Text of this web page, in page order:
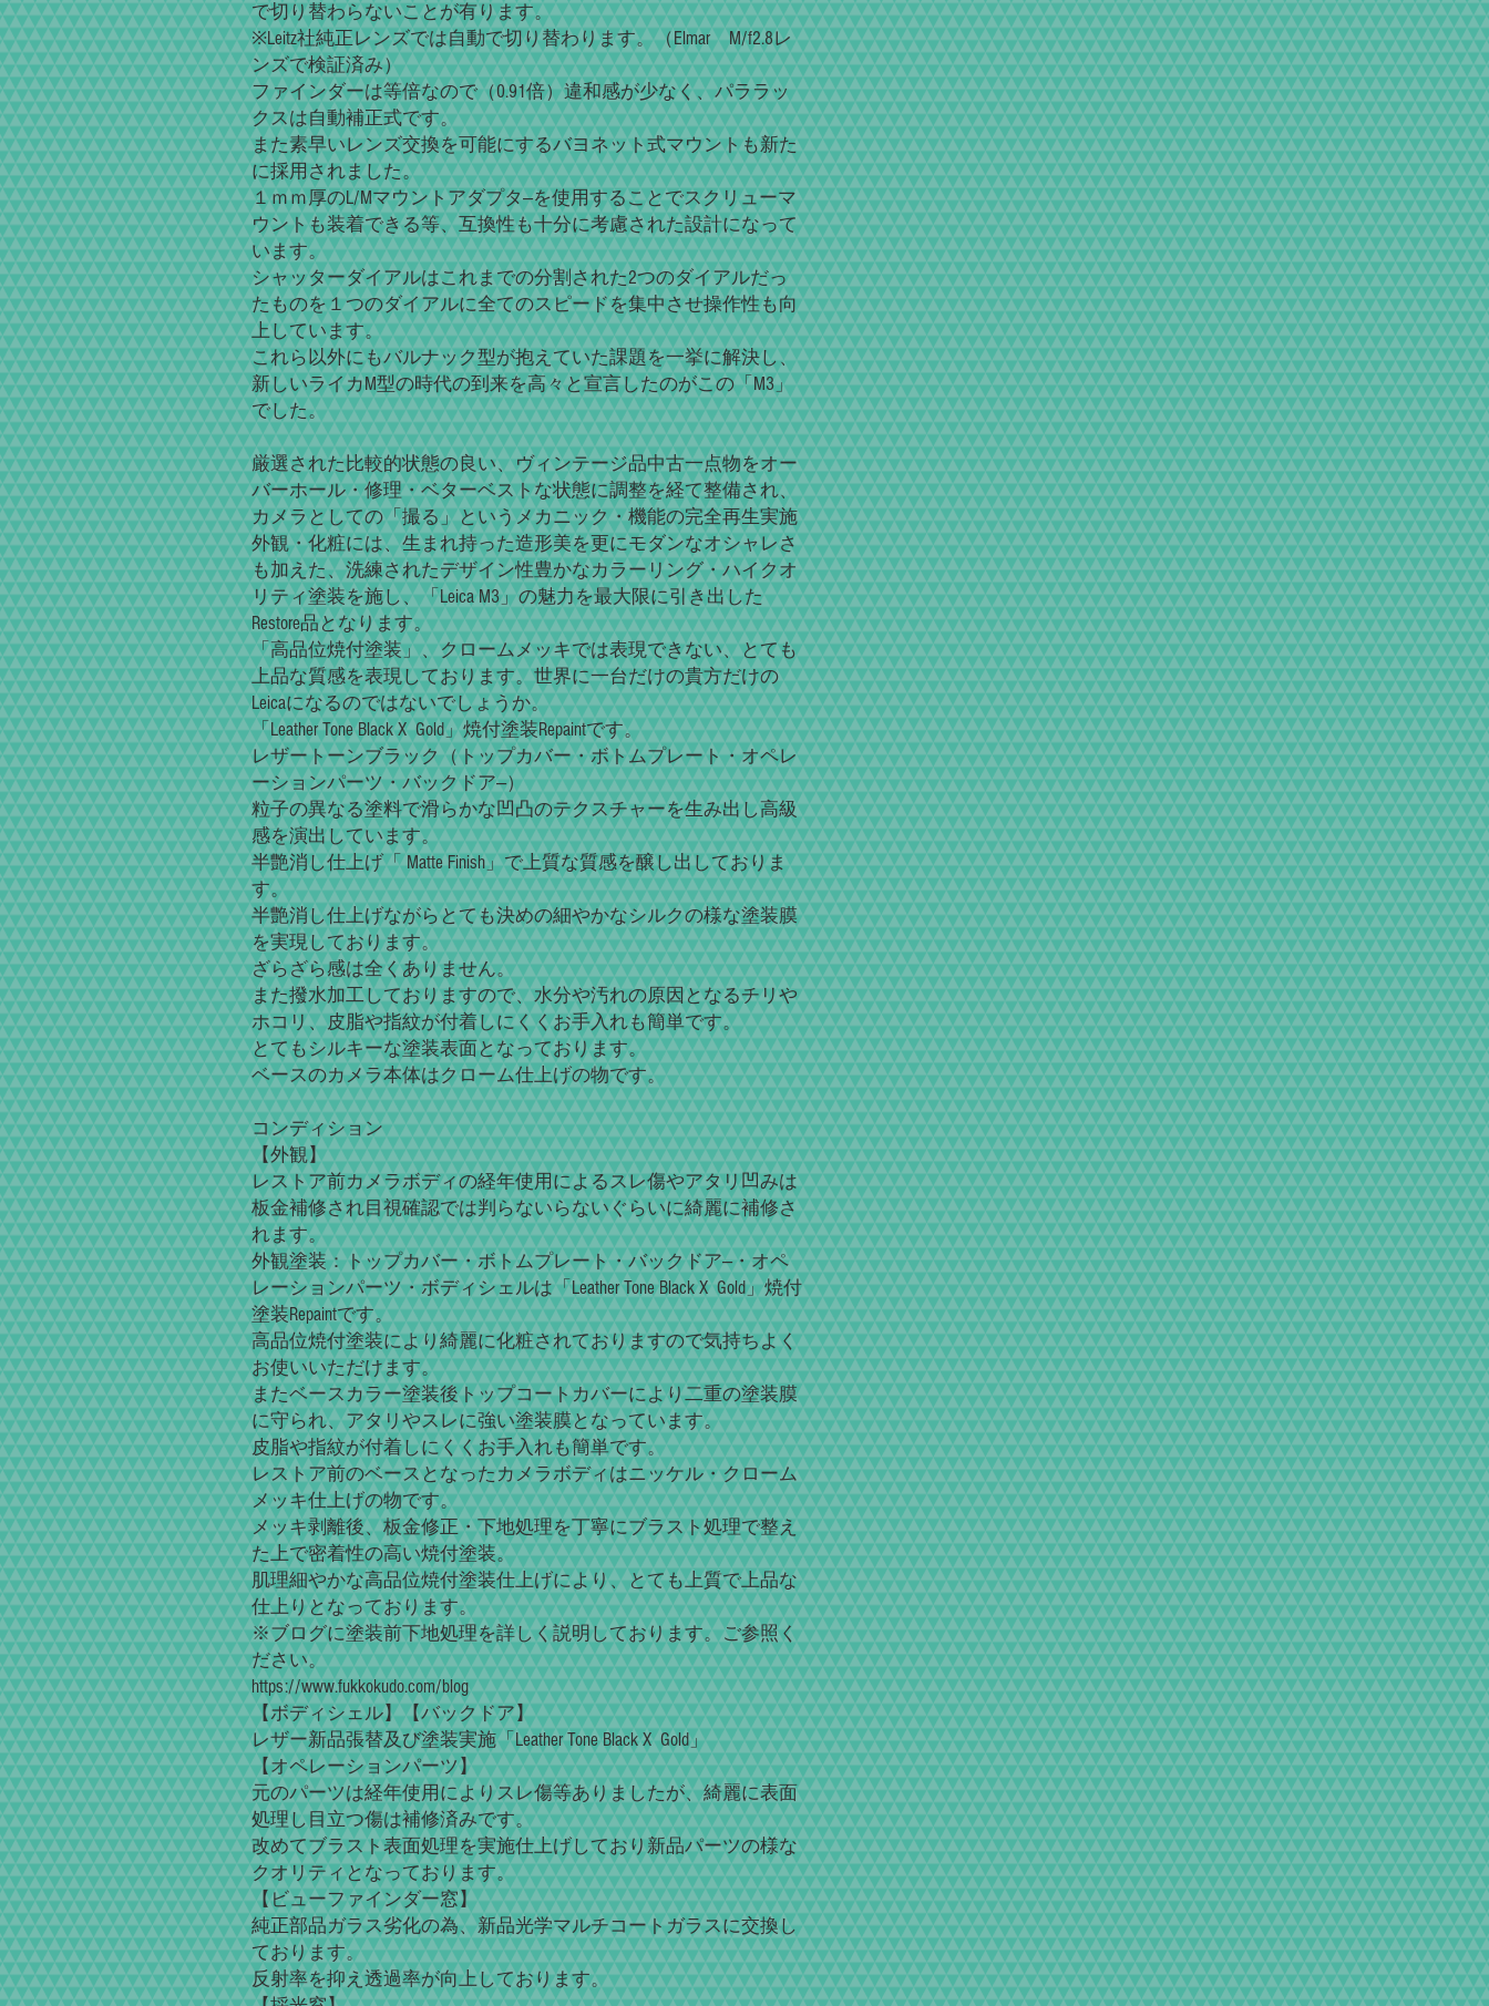
で切り替わらないことが有ります。
※Leitz社純正レンズでは自動で切り替わります。（Elmar M/f2.8レ
ンズで検証済み）
ファインダーは等倍なので（0.91倍）違和感が少なく、パララッ
クスは自動補正式です。
また素早いレンズ交換を可能にするバヨネット式マウントも新た
に採用されました。
１ｍｍ厚のL/Mマウントアダプタ―を使用することでスクリューマ
ウントも装着できる等、互換性も十分に考慮された設計になって
います。
シャッターダイアルはこれまでの分割された2つのダイアルだっ
たものを１つのダイアルに全てのスピードを集中させ操作性も向
上しています。
これら以外にもバルナック型が抱えていた課題を一挙に解決し、
新しいライカM型の時代の到来を高々と宣言したのがこの「M3」
でした。
厳選された比較的状態の良い、ヴィンテージ品中古一点物をオー
バーホール・修理・ベターベストな状態に調整を経て整備され、
カメラとしての「撮る」というメカニック・機能の完全再生実施
外観・化粧には、生まれ持った造形美を更にモダンなオシャレさ
も加えた、洗練されたデザイン性豊かなカラーリング・ハイクオ
リティ塗装を施し、「Leica M3」の魅力を最大限に引き出した
Restore品となります。
「高品位焼付塗装」、クロームメッキでは表現できない、とても
上品な質感を表現しております。世界に一台だけの貴方だけの
Leicaになるのではないでしょうか。
「Leather Tone Black X Gold」焼付塗装Repaintです。
レザートーンブラック（トップカバー・ボトムプレート・オペレ
ーションパーツ・バックドア―）
粒子の異なる塗料で滑らかな凹凸のテクスチャーを生み出し高級
感を演出しています。
半艶消し仕上げ「 Matte Finish」で上質な質感を醸し出しておりま
す。
半艶消し仕上げながらとても決めの細やかなシルクの様な塗装膜
を実現しております。
ざらざら感は全くありません。
また撥水加工しておりますので、水分や汚れの原因となるチリや
ホコリ、皮脂や指紋が付着しにくくお手入れも簡単です。
とてもシルキーな塗装表面となっております。
ベースのカメラ本体はクローム仕上げの物です。
コンディション
【外観】
レストア前カメラボディの経年使用によるスレ傷やアタリ凹みは
板金補修され目視確認では判らないらないぐらいに綺麗に補修さ
れます。
外観塗装：トップカバー・ボトムプレート・バックドア―・オペ
レーションパーツ・ボディシェルは「Leather Tone Black X Gold」焼付
塗装Repaintです。
高品位焼付塗装により綺麗に化粧されておりますので気持ちよく
お使いいただけます。
またベースカラー塗装後トップコートカバーにより二重の塗装膜
に守られ、アタリやスレに強い塗装膜となっています。
皮脂や指紋が付着しにくくお手入れも簡単です。
レストア前のベースとなったカメラボディはニッケル・クローム
メッキ仕上げの物です。
メッキ剥離後、板金修正・下地処理を丁寧にブラスト処理で整え
た上で密着性の高い焼付塗装。
肌理細やかな高品位焼付塗装仕上げにより、とても上質で上品な
仕上りとなっております。
※ブログに塗装前下地処理を詳しく説明しております。ご参照く
ださい。
https://www.fukkokudo.com/blog
【ボディシェル】【バックドア】
レザー新品張替及び塗装実施「Leather Tone Black X Gold」
【オペレーションパーツ】
元のパーツは経年使用によりスレ傷等ありましたが、綺麗に表面
処理し目立つ傷は補修済みです。
改めてブラスト表面処理を実施仕上げしており新品パーツの様な
クオリティとなっております。
【ビューファインダー窓】
純正部品ガラス劣化の為、新品光学マルチコートガラスに交換し
ております。
反射率を抑え透過率が向上しております。